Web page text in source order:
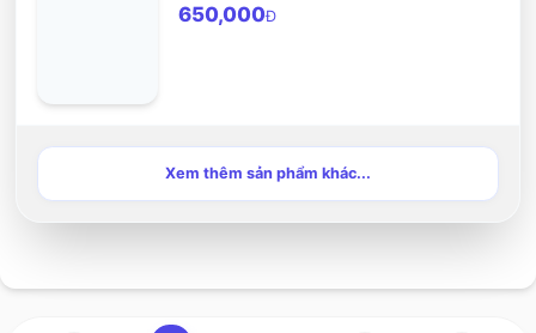
650,000Đ
Xem thêm sản phẩm khác...